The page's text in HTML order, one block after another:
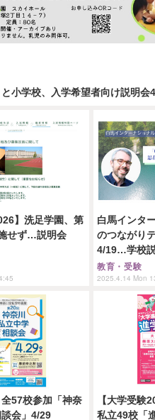
小学校、入学希望者向け説明会
】洗足学園、第
せず…説明会
白馬インタ
のつながり
4/19…学校
教育・受験
2025.4.14 Mon
全57校参加「神奈
会」4/29
【大学受験
私立49校「